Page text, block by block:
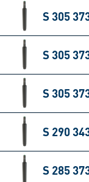
S 305
S 305
S 305
S 290
S 285